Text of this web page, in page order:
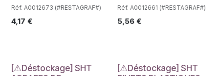
Réf. A0012673 (#RESTAGRAF#)
4,17 €
Réf. A0012661 (#RESTAGRAF#)
5,56€
[⚠Déstockage] SHT
[⚠Déstockage] SHT